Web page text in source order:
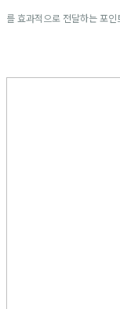
를 효과적으로 전달하는 포